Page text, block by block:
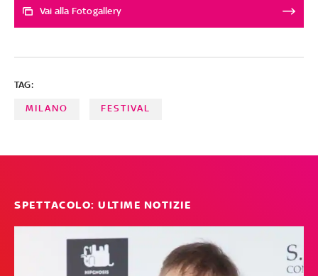
cinematografica che gode della direzione artistica di
attesi, da Valeria Bruni Tedeschi a Vinicio Marchioni, da
Valeria Golino e alla star internazionale Julian Schnabel.
Vai alla Fotogallery
TAG:
MILANO FESTIVAL
SPETTACOLO: ULTIME NOTIZIE